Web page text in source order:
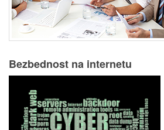
Bezbednost na internetu